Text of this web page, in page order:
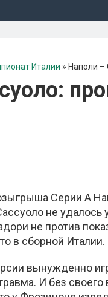
Италии » Наполи –
Серии А
не
не против
в сборной Италии.
вынужденно
И без своего